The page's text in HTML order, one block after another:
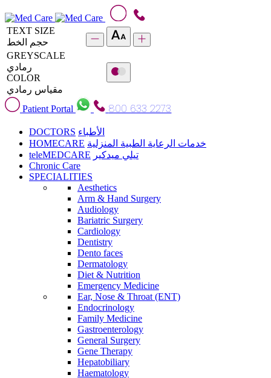
TEXT SIZE
حجم الخط
GREYSCALE
رمادي
COLOR
مقياس رمادي
Patient Portal
800 633 2273
DOCTORS الأطباء
HOMECARE خدمات الرعاية الطبية المنزلية
teleMEDCARE تيلي ميدكير
Chronic Care
SPECIALITIES
Aesthetics
Arm & Hand Surgery
Audiology
Bariatric Surgery
Cardiology
Dentistry
Dento faces
Dermatology
Diet & Nutrition
Emergency Medicine
Ear, Nose & Throat (ENT)
Endocrinology
Family Medicine
Gastroenterology
General Surgery
Gene Therapy
Hepatobiliary
Haematology